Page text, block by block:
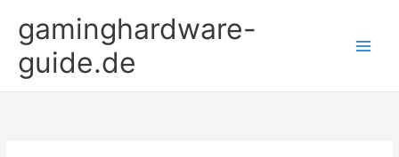
Inhalt
springen
gaminghardware-
guide.de